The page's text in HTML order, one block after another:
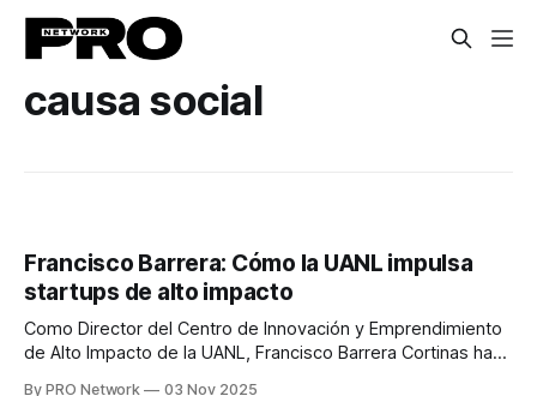
causa social
Francisco Barrera: Cómo la UANL impulsa
startups de alto impacto
Como Director del Centro de Innovación y Emprendimiento
de Alto Impacto de la UANL, Francisco Barrera Cortinas ha
By PRO Network 03 Nov 2025